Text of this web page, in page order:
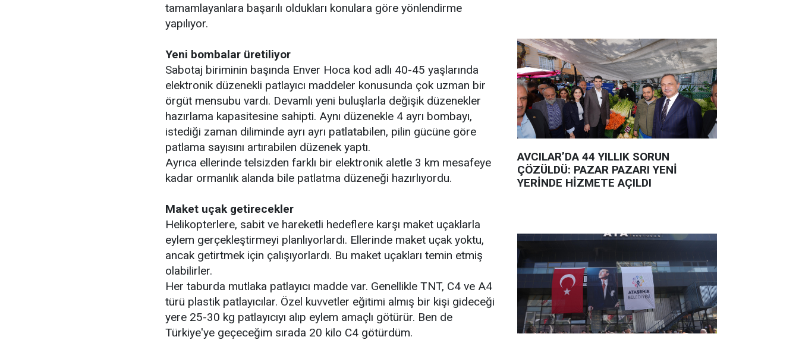
tamamlayanlara başarılı oldukları konulara göre yönlendirme
yapılıyor.
Yeni bombalar üretiliyor
Sabotaj biriminin başında Enver Hoca kod adlı 40-45 yaşlarında
elektronik düzenekli patlayıcı maddeler konusunda çok uzman bir
örgüt mensubu vardı. Devamlı yeni buluşlarla değişik düzenekler
hazırlama kapasitesine sahipti. Aynı düzenekle 4 ayrı bombayı,
istediği zaman diliminde ayrı ayrı patlatabilen, pilin gücüne göre
patlama sayısını artırabilen düzenek yaptı.
Ayrıca ellerinde telsizden farklı bir elektronik aletle 3 km mesafeye
kadar ormanlık alanda bile patlatma düzeneği hazırlıyordu.
Maket uçak getirecekler
Helikopterlere, sabit ve hareketli hedeflere karşı maket uçaklarla
eylem gerçekleştirmeyi planlıyorlardı. Ellerinde maket uçak yoktu,
ancak getirtmek için çalışıyorlardı. Bu maket uçakları temin etmiş
olabilirler.
Her taburda mutlaka patlayıcı madde var. Genellikle TNT, C4 ve A4
türü plastik patlayıcılar. Özel kuvvetler eğitimi almış bir kişi gideceği
yere 25-30 kg patlayıcıyı alıp eylem amaçlı götürür. Ben de
Türkiye'ye geçeceğim sırada 20 kilo C4 götürdüm.
AVCILAR’DA 44 YILLIK SORUN
ÇÖZÜLDÜ: PAZAR PAZARI YENİ
YERİNDE HİZMETE AÇILDI